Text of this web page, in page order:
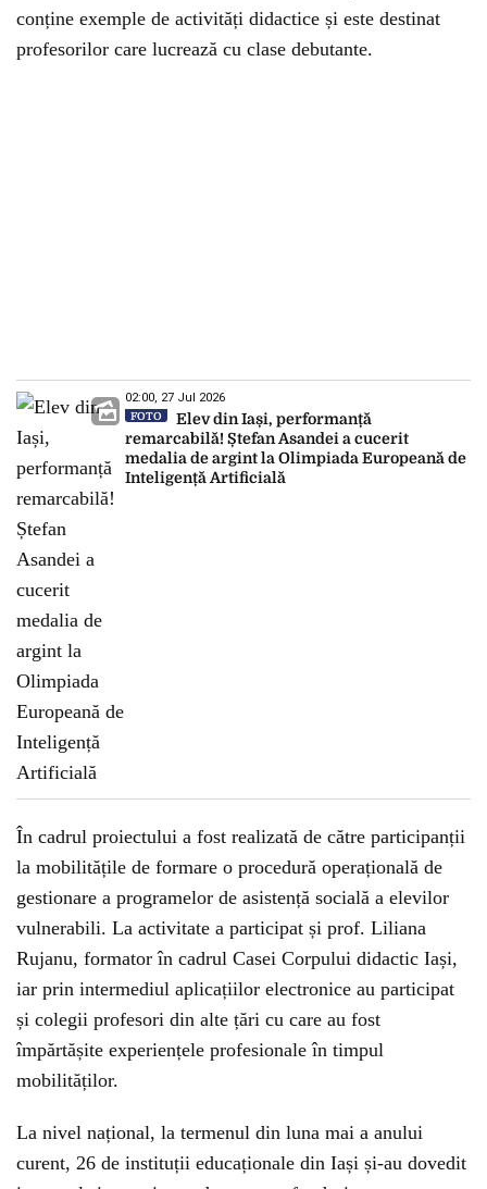
conține exemple de activități didactice și este destinat
profesorilor care lucrează cu clase debutante.
02:00, 27 Jul 2026
FOTO
Elev din Iași, performanță
remarcabilă! Ștefan Asandei a cucerit
medalia de argint la Olimpiada Europeană de
Inteligență Artificială
În cadrul proiectului a fost realizată de către participanții
la mobilitățile de formare o procedură operațională de
gestionare a programelor de asistență socială a elevilor
vulnerabili. La activitate a participat și prof. Liliana
Rujanu, formator în cadrul Casei Corpului didactic Iași,
iar prin intermediul aplicațiilor electronice au participat
și colegii profesori din alte țări cu care au fost
împărtășite experiențele profesionale în timpul
mobilităților.
La nivel național, la termenul din luna mai a anului
curent, 26 de instituții educaționale din Iași și-au dovedit